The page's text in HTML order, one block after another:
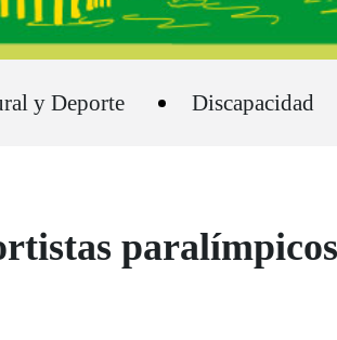
y Deporte Discapacidad